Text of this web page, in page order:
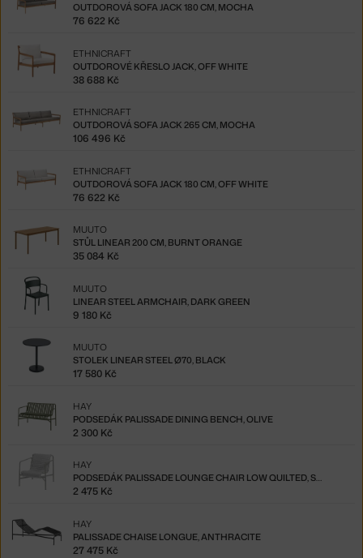
OUTDOROVÁ SOFA JACK 180 CM, MOCHA
76 622 Kč
OUTDOROVÉ KŘESLO JACK, OFF WHITE
ETHNICRAFT
38 688 Kč
OUTDOROVÁ SOFA JACK 265 CM, MOCHA
ETHNICRAFT
106 496 Kč
OUTDOROVÁ SOFA JACK 180 CM, OFF WHITE
ETHNICRAFT
76 622 Kč
STŮL LINEAR 200 CM, BURNT ORANGE
MUUTO
35 084 Kč
LINEAR STEEL ARMCHAIR, DARK GREEN
MUUTO
9 180 Kč
STOLEK LINEAR STEEL Ø70, BLACK
MUUTO
17 580 Kč
PODSEDÁK PALISSADE DINING BENCH, OLIVE
HAY
2 300 Kč
PODSEDÁK PALISSADE LOUNGE CHAIR LOW QUILTED, SKY GREY
HAY
2 475 Kč
PALISSADE CHAISE LONGUE, ANTHRACITE
HAY
27 475 Kč